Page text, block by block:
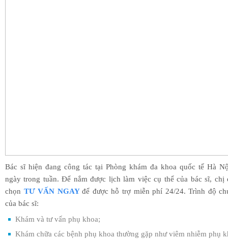
Bác sĩ hiện đang công tác tại Phòng khám đa khoa quốc tế Hà
ngày trong tuần. Để nắm được lịch làm việc cụ thể của bác sĩ, chị
chọn TƯ VẤN NGAYđể được hỗ trợ miễn phí 24/24. Trình độ
của bác sĩ:
Khám và tư vấn phụ khoa;
Khám chữa các bệnh phụ khoa thường gặp như viêm nhiễm phụ